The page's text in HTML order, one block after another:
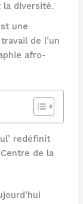
la diversité.
une
de l’un
afro-
redéfinit
de la